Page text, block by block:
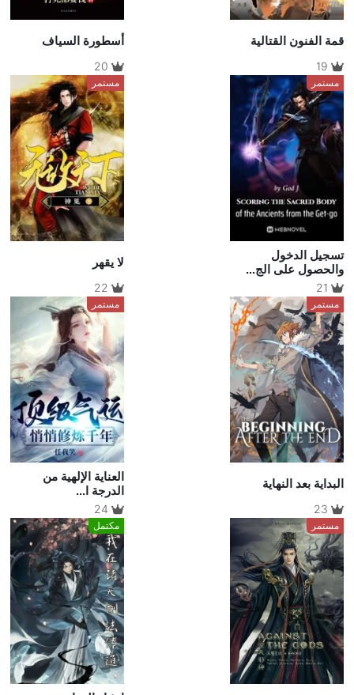
قمة الفنون القتالية
19
أسطورة السياف
20
مستمر
تسجيل الدخول
والحصول على الج...
21
مستمر
لا يقهر
22
مستمر
البداية بعد النهاية
23
مستمر
العناية الإلهية من
الدرجة ا...
24
مستمر مكتمل